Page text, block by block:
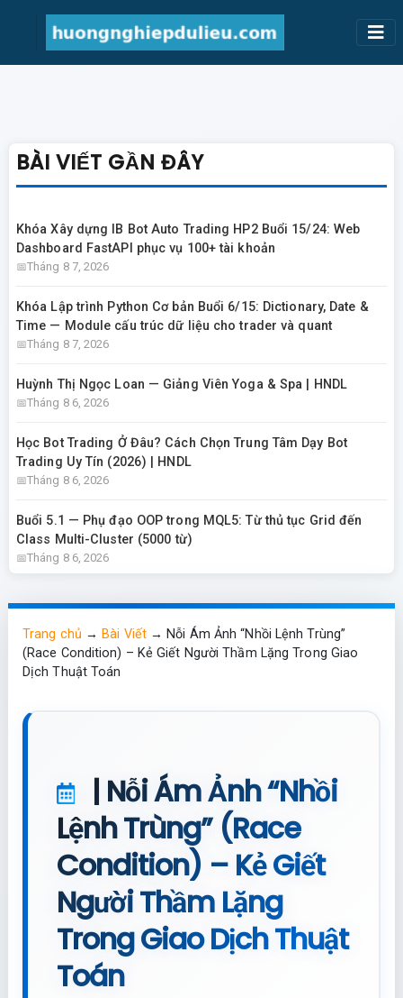
BÀI VIẾT GẦN ĐÂY
Khóa Xây dựng IB Bot Auto Trading HP2 Buổi 15/24: Web
Dashboard FastAPI phục vụ 100+ tài khoản
Tháng 8 7, 2026
Khóa Lập trình Python Cơ bản Buổi 6/15: Dictionary, Date &
Time — Module cấu trúc dữ liệu cho trader và quant
Tháng 8 7, 2026
Huỳnh Thị Ngọc Loan — Giảng Viên Yoga & Spa | HNDL
Tháng 8 6, 2026
Học Bot Trading Ở Đâu? Cách Chọn Trung Tâm Dạy Bot
Trading Uy Tín (2026) | HNDL
Tháng 8 6, 2026
Buổi 5.1 — Phụ đạo OOP trong MQL5: Từ thủ tục Grid đến
Class Multi-Cluster (5000 từ)
Tháng 8 6, 2026
Trang chủ →Bài Viết→Nỗi Ám Ảnh “Nhồi Lệnh Trùng”
(Race Condition) – Kẻ Giết Người Thầm Lặng Trong Giao
Dịch Thuật Toán
| Nỗi Ám Ảnh “Nhồi
Lệnh Trùng” (Race
Condition) – Kẻ Giết
Người Thầm Lặng
Trong Giao Dịch Thuật
Toán